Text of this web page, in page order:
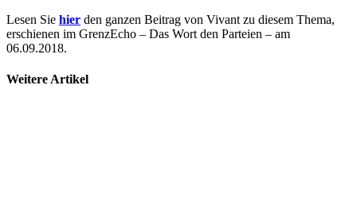
Lesen Sie hier den ganzen Beitrag von Vivant zu diesem Thema,
erschienen im GrenzEcho – Das Wort den Parteien – am
06.09.2018.
Weitere Artikel